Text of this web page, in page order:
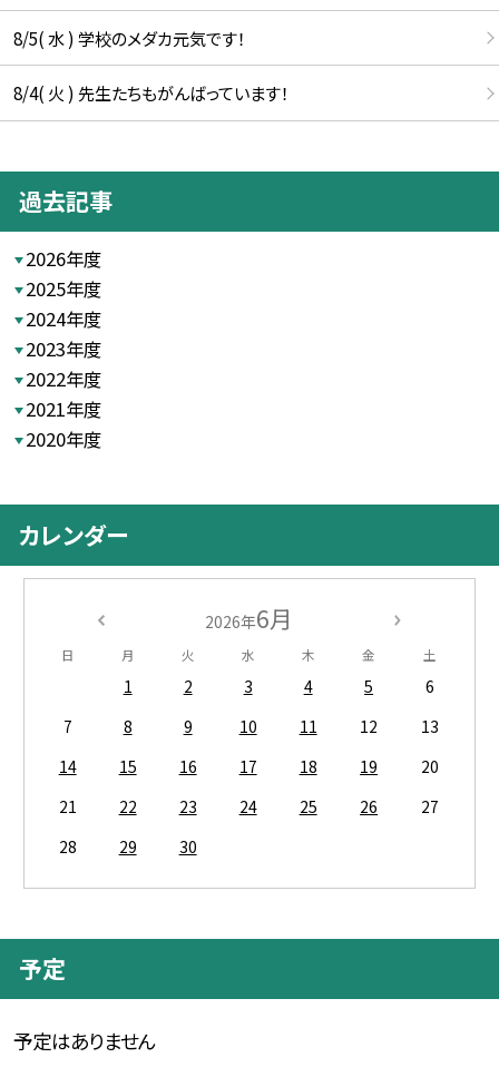
8/5( 水 ) 学校のメダカ元気です！
8/4( 火 ) 先生たちもがんばっています！
過去記事
2026年度
2025年度
2024年度
2023年度
2022年度
2021年度
2020年度
カレンダー
2026年6月
日 月 火 水 木 金 土
1 2 3 4 5
6
7
8 9 10 11 12
13
14
15 16 17 18 19
20
21
22 23 24 25 26
27
28
29 30
予定
予定はありません